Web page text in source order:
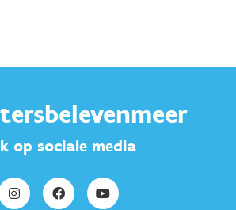
op sociale media